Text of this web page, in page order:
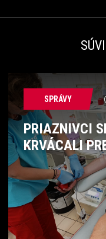
SPRÁVY
PRIAZNIVCI
KRVÁCALI